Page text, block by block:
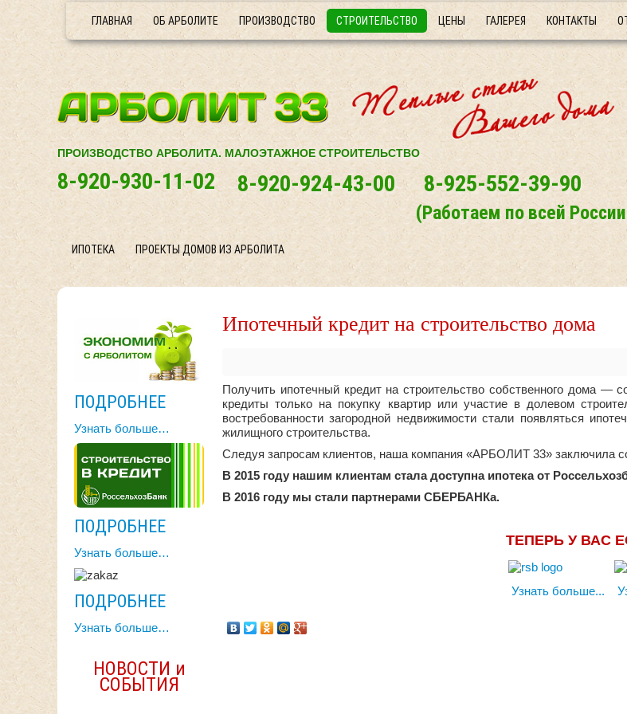
ГЛАВНАЯ ОБ АРБОЛИТЕ ПРОИЗВОДСТВО СТРОИТЕЛЬСТВО ЦЕНЫ ГАЛЕРЕЯ КОНТАКТЫ
ПРОИЗВОДСТВО АРБОЛИТА. МАЛОЭТАЖНОЕ СТРОИТЕЛЬСТВО
8-920-930-11-02 8-920-924-43-00 8-925-552-39-90
(Работаем по всей
ИПОТЕКА ПРОЕКТЫ ДОМОВ ИЗ АРБОЛИТА
ПОДРОБНЕЕ
Узнать больше…
ПОДРОБНЕЕ
Узнать больше…
ПОДРОБНЕЕ
Узнать больше…
НОВОСТИ и
СОБЫТИЯ
Ипотечный кредит на строительство дома
Получить ипотечный кредит на строительство собственного дома
кредиты только на покупку квартир или участие в долевом
востребованности загородной недвижимости стали появляться
жилищного строительства.
Следуя запросам клиентов, наша компания «АРБОЛИТ 33» заключила
В 2015 году нашим клиентам стала доступна ипотека от
В 2016 году мы стали партнерами СБЕРБАНКа.
ТЕПЕРЬ У ВАС
Узнать больше...